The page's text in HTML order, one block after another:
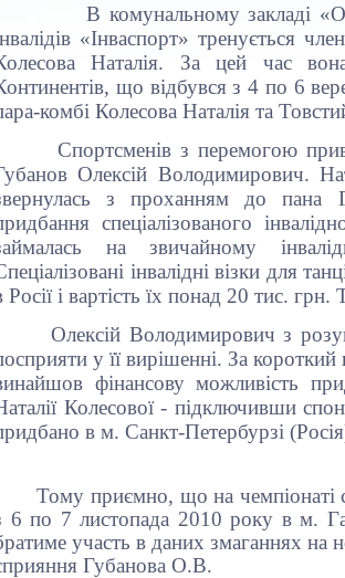
В комунальному закладі
«Інваспорт» тренується
Наталія. За цей час
що відбувся з 4 по 6
комбі Колесова Наталія та
Спортсменів з перемогою
Олексій Володимирович.
з проханням до пана
спеціалізованого
на звичайному
інвалідні візки для
Росії і вартість їх понад 20 тис.
Олексій Володимирович з
у її вирішенні. За
фінансову можливість
Колесової - підключивши
в м. Санкт-Петербурзі
Тому приємно, що на чемпіонаті
6 по 7 листопада 2010 року в м.
участь в даних змаганнях на
Губанова О.В.